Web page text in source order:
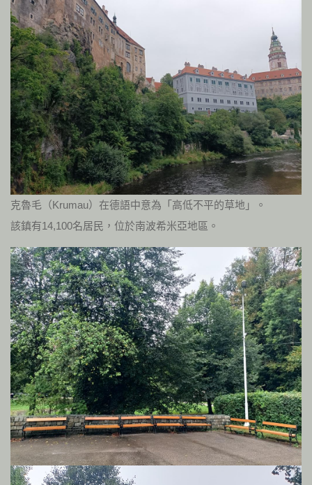
克魯毛（Krumau）在德語中意為「高低不平的草地」。
該鎮有14,100名居民，位於南波希米亞地區。